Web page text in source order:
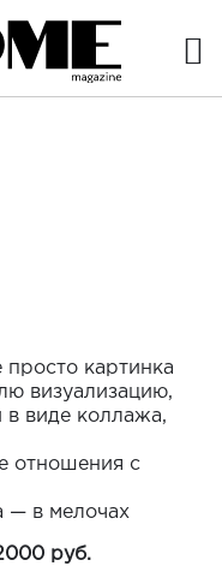
картинка
визуализацию,
в виде коллажа,
отношения с
— в мелочах
руб.